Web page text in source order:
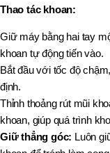
Thao tác khoan:
Giữ máy bằng hai tay
khoan tự động tiến vào.
Bắt đầu với tốc độ
định.
Thỉnh thoảng rút mũi
khoan, giúp quá trình
Giữ thẳng góc: Luôn